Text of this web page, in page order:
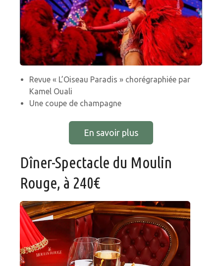
Revue « L’Oiseau Paradis » chorégraphiée par
Kamel Ouali
Une coupe de champagne
En savoir plus
Dîner-Spectacle du Moulin
Rouge, à 240€